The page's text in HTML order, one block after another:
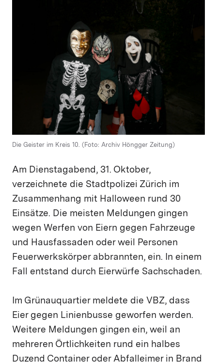
Die Geister im Kreis 10. (Foto: Archiv Höngger Zeitung)
Am Dienstagabend, 31. Oktober,
verzeichnete die Stadtpolizei Zürich im
Zusammenhang mit Halloween rund 30
Einsätze. Die meisten Meldungen gingen
wegen Werfen von Eiern gegen Fahrzeuge
und Hausfassaden oder weil Personen
Feuerwerkskörper abbrannten, ein. In einem
Fall entstand durch Eierwürfe Sachschaden.
Im Grünauquartier meldete die VBZ, dass
Eier gegen Linienbusse geworfen werden.
Weitere Meldungen gingen ein, weil an
mehreren Örtlichkeiten rund ein halbes
Duzend Container oder Abfalleimer in Brand